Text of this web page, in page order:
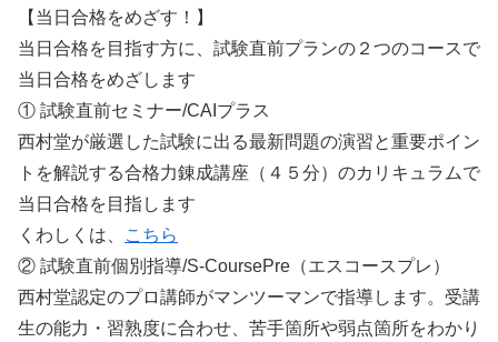
【当日合格をめざす！】
当日合格を目指す方に、試験直前プランの２つのコースで
当日合格をめざします
① 試験直前セミナー/CAIプラス
西村堂が厳選した試験に出る最新問題の演習と重要ポイン
トを解説する合格力錬成講座（４５分）のカリキュラムで
当日合格を目指します
くわしくは、
こちら
② 試験直前個別指導/S-CoursePre（エスコースプレ）
西村堂認定のプロ講師がマンツーマンで指導します。受講
生の能力・習熟度に合わせ、苦手箇所や弱点箇所をわかり